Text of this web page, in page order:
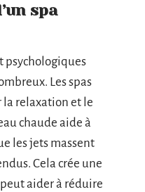
spa
psychologiques
Les spas
relaxation et le
chaude aide à
les jets massent
Cela crée une
aider à réduire